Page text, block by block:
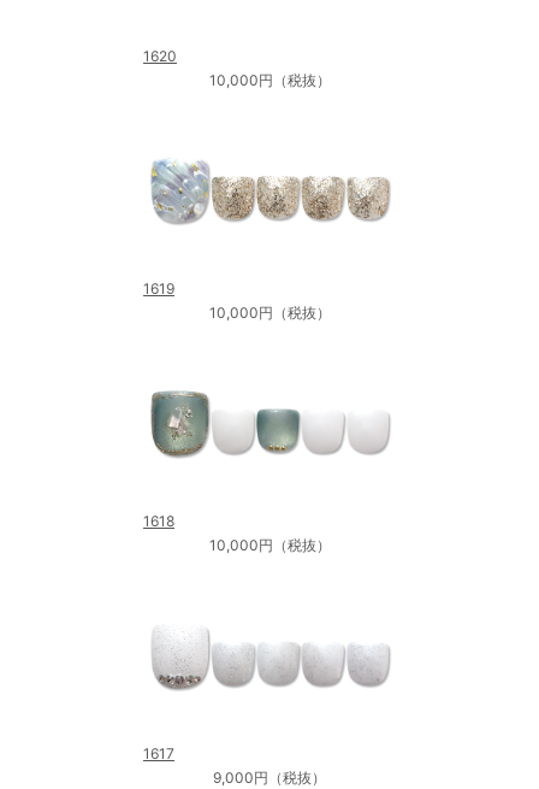
1620
10,000円（税抜）
1619
10,000円（税抜）
1618
10,000円（税抜）
1617
9,000円（税抜）